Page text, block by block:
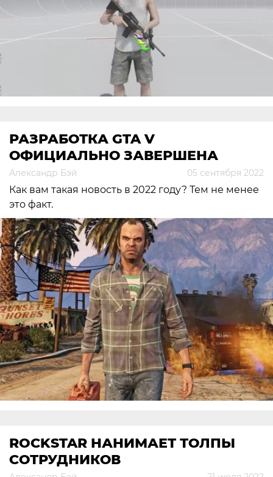
РАЗРАБОТКА GTA V
ОФИЦИАЛЬНО ЗАВЕРШЕНА
Александр Бэй 05 сентября 2022
Как вам такая новость в 2022 году? Тем не менее
это факт.
ROCKSTAR НАНИМАЕТ ТОЛПЫ
СОТРУДНИКОВ